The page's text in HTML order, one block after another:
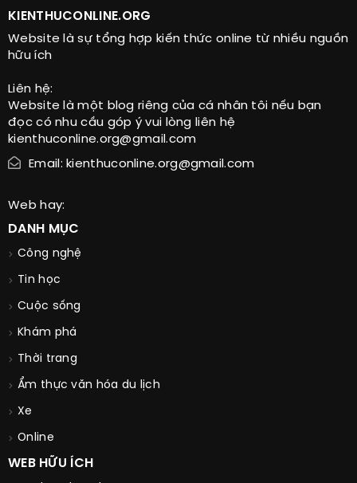
KIENTHUCONLINE.ORG
Website là sự tổng hợp kiến thức online từ nhiều nguồn
hữu ích
Liên hệ:
Website là một blog riêng của cá nhân tôi nếu bạn
đọc có nhu cầu góp ý vui lòng liên hệ
kienthuconline.org@gmail.com
Email: kienthuconline.org@gmail.com
Web hay:
DANH MỤC
Công nghệ
Tin học
Cuộc sống
Khám phá
Thời trang
Ẩm thực văn hóa du lịch
Xe
Online
WEB HỮU ÍCH